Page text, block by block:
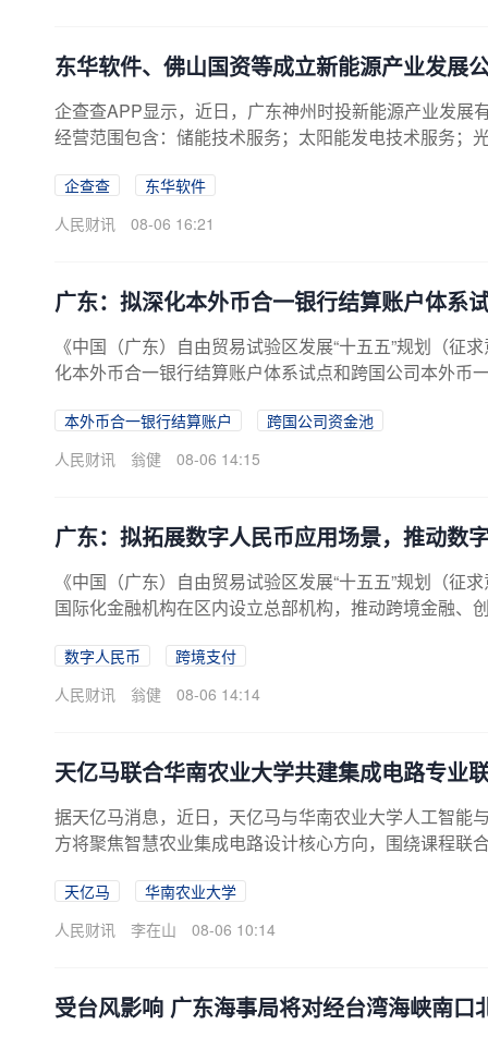
东华软件、佛山国资等成立新能源产业发展
企查查APP显示，近日，广东神州时投新能源产业发展
经营范围包含：储能技术服务；太阳能发电技术服务；
企查查
东华软件
人民财讯
08-06 16:21
广东：拟深化本外币合一银行结算账户体系
《中国（广东）自由贸易试验区发展“十五五”规划（
化本外币合一银行结算账户体系试点和跨国公司本外
境内账户为境外机构提供国际结算、资金交易、全球授
励金融机构创新融资产品和提升放贷便利水平，加强向
本外币合一银行结算账户
跨国公司资金池
人民财讯
翁健 08-06 14:15
广东：拟拓展数字人民币应用场景，推动数
《中国（广东）自由贸易试验区发展“十五五”规划（
国际化金融机构在区内设立总部机构，推动跨境金融、
模，推动铁矿石、原油、橡胶等重点品种期现联动，增
字人民币应用场景。支持开展离岸金融、绿色金融等
数字人民币
跨境支付
人民财讯
翁健 08-06 14:14
天亿马联合华南农业大学共建集成电路专业
据天亿马消息，近日，天亿马与华南农业大学人工智能
方将聚焦智慧农业集成电路设计核心方向，围绕课程联
教育链、人才链、产业链、创新链的衔接壁垒，推动高
天亿马
华南农业大学
人民财讯
李在山 08-06 10:14
受台风影响 广东海事局将对经台湾海峡南口